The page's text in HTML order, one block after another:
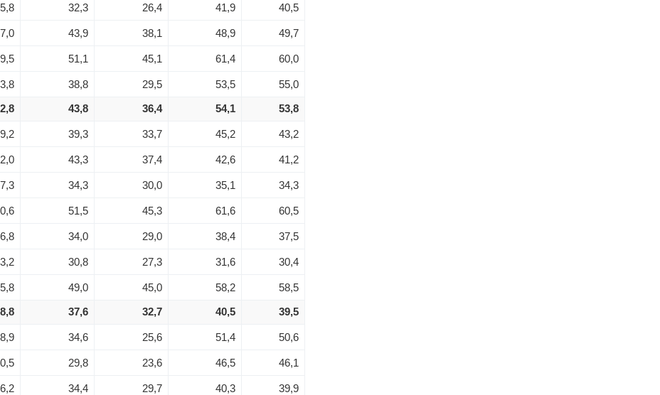
32,3 26,4 41,9 40,5
43,9 38,1 48,9 49,7
51,1 45,1 61,4 60,0
38,8 29,5 53,5 55,0
43,8 36,4 54,1 53,8
39,3 33,7 45,2 43,2
43,3 37,4 42,6 41,2
34,3 30,0 35,1 34,3
51,5 45,3 61,6 60,5
34,0 29,0 38,4 37,5
30,8 27,3 31,6 30,4
49,0 45,0 58,2 58,5
37,6 32,7 40,5 39,5
34,6 25,6 51,4 50,6
29,8 23,6 46,5 46,1
34,4 29,7 40,3 39,9